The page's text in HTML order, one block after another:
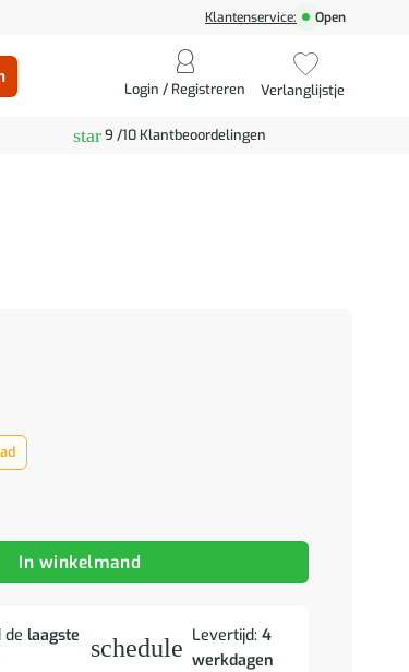
Klantenservice: Open
Login / Registreren Verlanglijstje
star9 /10 Klantbeoordelingen
30 x 30 x 56 cm Bewerkt hout aantal
In winkelmand
de laagste
schedule Levertijd:4
werkdagen